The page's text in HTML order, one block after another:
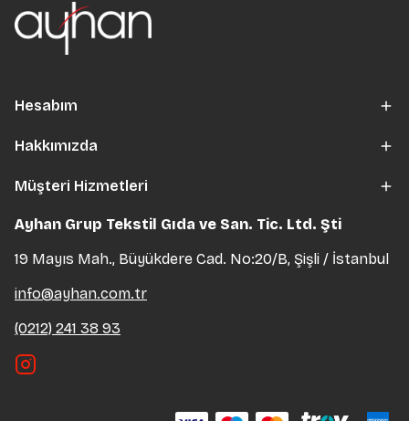
Hesabım
Hakkımızda
Müşteri Hizmetleri
Ayhan Grup Tekstil Gıda ve San. Tic. Ltd. Şti
19 Mayıs Mah., Büyükdere Cad. No:20/B, Şişli / İstanbul
info@ayhan.com.tr
(0212) 241 38 93